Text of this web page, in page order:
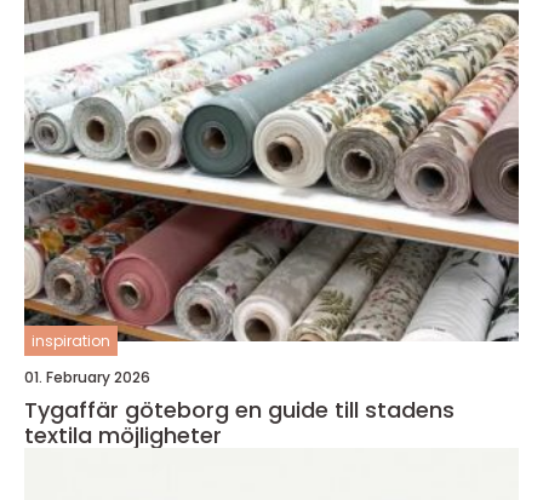
inspiration
01. February 2026
Tygaffär göteborg en guide till stadens
textila möjligheter